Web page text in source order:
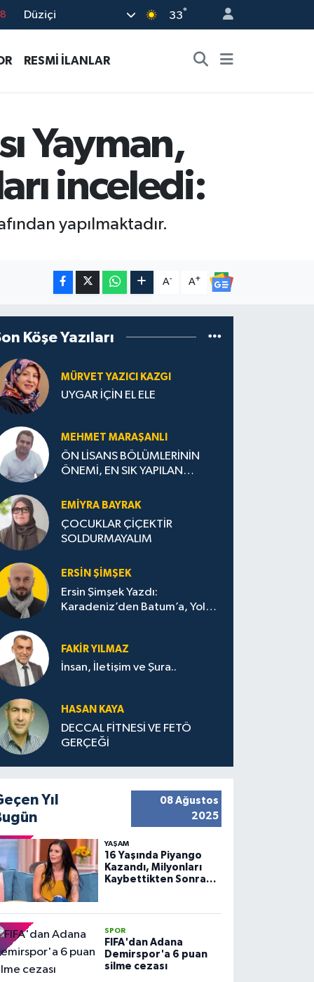
Düziçi 33°
RESMİ İLANLAR
Yayman,
inceledi:
yapılmaktadır.
A- A+
Köşe Yazıları
MÜRVET YAZICI KAZGI
UYGAR İÇİN EL ELE
MEHMET MARAŞANLI
ÖN LİSANS BÖLÜMLERİNİN
ÖNEMİ, EN SIK YAPILAN
STRATEJİLERİ
EMIYRA BAYRAK
ÇOCUKLAR ÇİÇEKTİR
SOLDURMAYALIM
ERSIN ŞIMŞEK
Ersin Şimşek Yazdı:
Karadeniz’den Batum’a, Yolun
FAKIR YILMAZ
İnsan, İletişim ve Şura..
HASAN KAYA
DECCAL FİTNESİ VE FETÖ
GERÇEĞİ
Yıl
08 Ağustos
2025
YAŞAM
16 Yaşında Piyango
Kazandı, Milyonları
Kaybettikten Sonra
SPOR
FIFA'dan Adana
Demirspor'a 6 puan
silme cezası